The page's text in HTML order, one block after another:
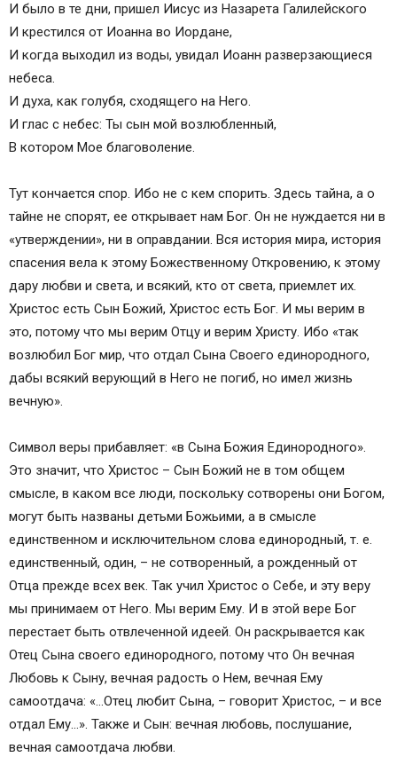
И было в те дни, пришел Иисус из Назарета Галилейского
И крестился от Иоанна во Иордане,
И когда выходил из воды, увидал Иоанн разверзающиеся
небеса.
И духа, как голубя, сходящего на Него.
И глас с небес: Ты сын мой возлюбленный,
В котором Мое благоволение.
Тут кончается спор. Ибо не с кем спорить. Здесь тайна, а о
тайне не спорят, ее открывает нам Бог. Он не нуждается ни в
«утверждении», ни в оправдании. Вся история мира, история
спасения вела к этому Божественному Откровению, к этому
дару любви и света, и всякий, кто от света, приемлет их.
Христос есть Сын Божий, Христос есть Бог. И мы верим в
это, потому что мы верим Отцу и верим Христу. Ибо «так
возлюбил Бог мир, что отдал Сына Своего единородного,
дабы всякий верующий в Него не погиб, но имел жизнь
вечную».
Символ веры прибавляет: «в Сына Божия Единородного».
Это значит, что Христос – Сын Божий не в том общем
смысле, в каком все люди, поскольку сотворены они Богом,
могут быть названы детьми Божьими, а в смысле
единственном и исключительном слова единородный, т. е.
единственный, один, – не сотворенный, а рожденный от
Отца прежде всех век. Так учил Христос о Себе, и эту веру
мы принимаем от Него. Мы верим Ему. И в этой вере Бог
перестает быть отвлеченной идеей. Он раскрывается как
Отец Сына своего единородного, потому что Он вечная
Любовь к Сыну, вечная радость о Нем, вечная Ему
самоотдача: «…Отец любит Сына, – говорит Христос, – и все
отдал Ему…». Также и Сын: вечная любовь, послушание,
вечная самоотдача любви.